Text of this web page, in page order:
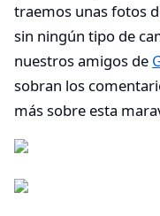
traemos unas fotos
sin ningún tipo de
nuestros amigos de
sobran los
más sobre esta